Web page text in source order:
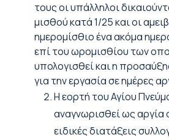
τους οι υπάλληλοι
μισθού κατά 1/25 και οι
ημερομίσθιο ένα ακόμα
επί του ωρομισθίου των
υπολογισθεί και η
για την εργασία σε ημέρες
Η εορτή του Αγίου
αναγνωρισθεί ως
ειδικές διατάξεις